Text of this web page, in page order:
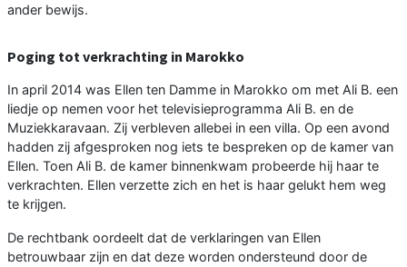
ander bewijs.
Poging tot verkrachting in Marokko
In april 2014 was Ellen ten Damme in Marokko om met Ali B. een
liedje op nemen voor het televisieprogramma Ali B. en de
Muziekkaravaan. Zij verbleven allebei in een villa. Op een avond
hadden zij afgesproken nog iets te bespreken op de kamer van
Ellen. Toen Ali B. de kamer binnenkwam probeerde hij haar te
verkrachten. Ellen verzette zich en het is haar gelukt hem weg
te krijgen.
De rechtbank oordeelt dat de verklaringen van Ellen
betrouwbaar zijn en dat deze worden ondersteund door de